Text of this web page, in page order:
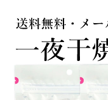
価格別
お問い合わせ
ご利用ガイド